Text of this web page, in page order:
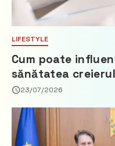
LIFESTYLE
Cum poate
sănătatea
23/07/2026